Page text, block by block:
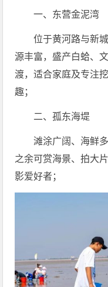
一、东营金泥湾
位于黄河路与新
源丰富，盛产白蛤、
渡，适合家庭及专注
趣；
二、孤东海堤
滩涂广阔、海鲜
之余可赏海景、拍大
影爱好者；